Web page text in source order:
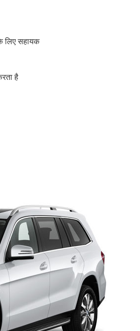
लिए सहायक
है